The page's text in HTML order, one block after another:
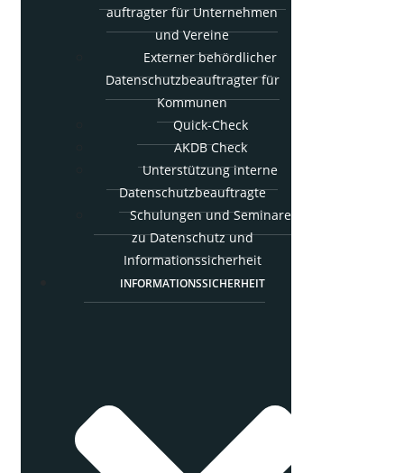
auf­trag­ter für Unter­neh­men
und Vereine
Exter­ner behörd­li­cher
Daten­schutz­be­auf­trag­ter für
Kommunen
Quick-Check
AKDB Check
Unter­stüt­zung inter­ne
Datenschutzbeauftragte
Schu­lun­gen und Semi­na­re
zu Daten­schutz und
Informationssicherheit
INFOR­MA­TI­ONS­SI­CHER­HEIT